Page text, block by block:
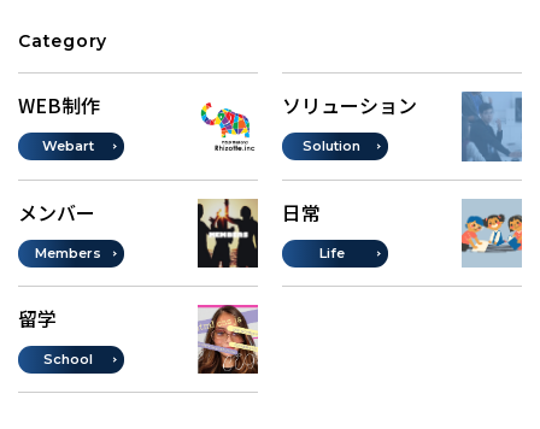
Category
WEB制作
Webart
ソリューション
Solution
メンバー
Members
日常
Life
留学
School